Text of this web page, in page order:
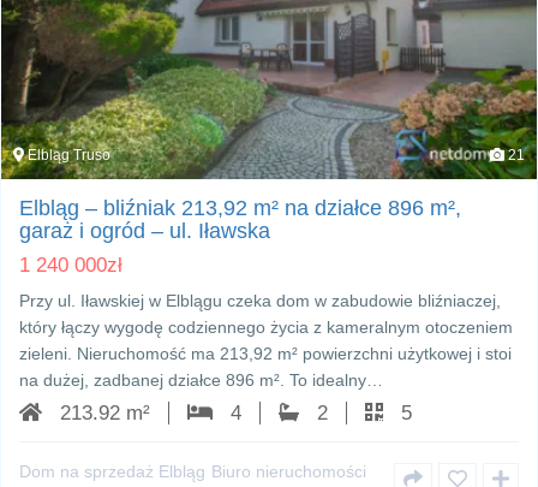
Elbląg Truso 21
Elbląg – bliźniak 213,92 m² na działce 896 m²,
garaż i ogród – ul. Iławska
1 240 000zł
Przy ul. Iławskiej w Elblągu czeka dom w zabudowie bliźniaczej,
który łączy wygodę codziennego życia z kameralnym otoczeniem
zieleni. Nieruchomość ma 213,92 m² powierzchni użytkowej i stoi
na dużej, zadbanej działce 896 m². To idealny…
213.92 m² 4 2 5
Dom na sprzedaż Elbląg Biuro nieruchomości